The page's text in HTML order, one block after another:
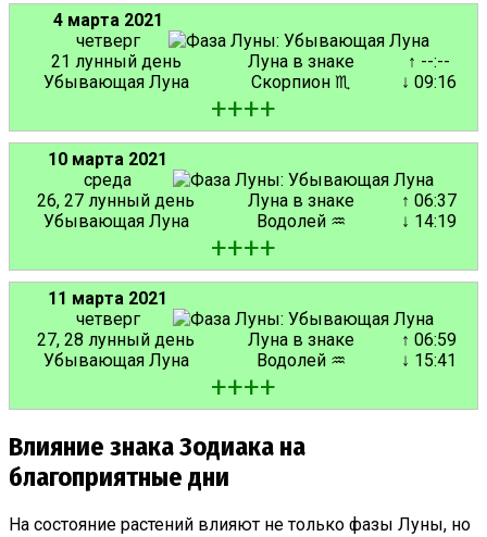
4 марта 2021
четверг
21 лунный день
Убывающая Луна
Луна в знаке
Скорпион ♏
↑ --:--
↓ 09:16
++++
10 марта 2021
среда
26, 27 лунный день
Убывающая Луна
Луна в знаке
Водолей ♒
↑ 06:37
↓ 14:19
++++
11 марта 2021
четверг
27, 28 лунный день
Убывающая Луна
Луна в знаке
Водолей ♒
↑ 06:59
↓ 15:41
++++
Влияние знака Зодиака на
благоприятные дни
На состояние растений влияют не только фазы Луны, но